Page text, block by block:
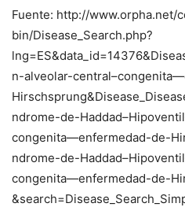
Fuente: http://www.orpha.net/
bin/Disease_Search.php?
n-alveolar-
ndrome-de-
congenita—enfermedad-de-
ndrome-de-
congenita—enfermedad-de-